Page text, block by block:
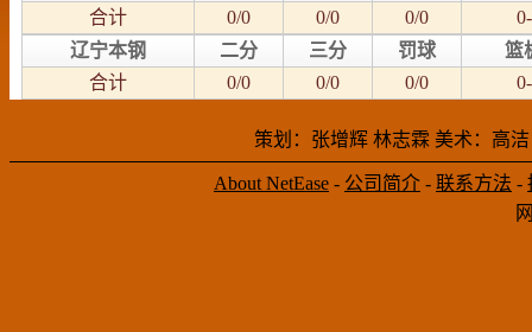
合计
0/0 0/0 0/0
辽宁本钢
二分 三分 罚球
篮
合计
0/0 0/0 0/0
策划：张增辉 林志霖 美术：高
About NetEase - 公司简介 - 联系方法 -